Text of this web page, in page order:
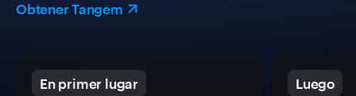
Obtener Tangem
En primer lugar Luego